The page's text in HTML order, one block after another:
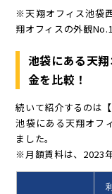
※天翔オフィス池袋
翔オフィスの外観
池袋にある天
金を比較！
続いて紹介するのは
池袋にある天翔オフ
ました。
※月額賃料は、2023